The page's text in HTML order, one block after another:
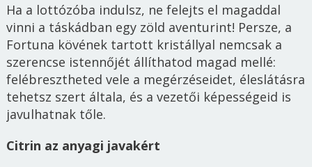
Ha a lottózóba indulsz, ne felejts el magaddal
vinni a táskádban egy zöld aventurint! Persze, a
Fortuna kövének tartott kristállyal nemcsak a
szerencse istennőjét állíthatod magad mellé:
felébresztheted vele a megérzéseidet, éleslátásra
tehetsz szert általa, és a vezetői képességeid is
javulhatnak tőle.
Citrin az anyagi javakért